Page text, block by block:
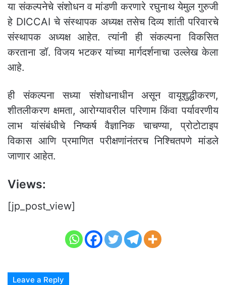
या संकल्पनेचे संशोधन व मांडणी करणारे रघुनाथ येमुल गुरुजी
हे DICCAI चे संस्थापक अध्यक्ष तसेच दिव्य शांती परिवारचे
संस्थापक अध्यक्ष आहेत. त्यांनी ही संकल्पना विकसित
करताना डॉ. विजय भटकर यांच्या मार्गदर्शनाचा उल्लेख केला
आहे.
ही संकल्पना सध्या संशोधनाधीन असून वायूशुद्धीकरण,
शीतलीकरण क्षमता, आरोग्यावरील परिणाम किंवा पर्यावरणीय
लाभ यांसंबंधीचे निष्कर्ष वैज्ञानिक चाचण्या, प्रोटोटाइप
विकास आणि प्रमाणित परीक्षणांनंतरच निश्चितपणे मांडले
जाणार आहेत.
Views:
[jp_post_view]
Leave a Reply